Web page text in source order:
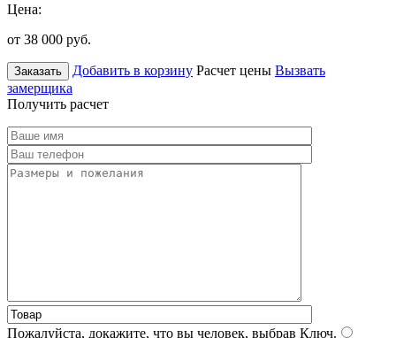
Цена:
от 38 000 руб.
Заказать Добавить в корзину Расчет цены Вызвать
замерщика
Получить расчет
Пожалуйста, докажите, что вы человек, выбрав Ключ.